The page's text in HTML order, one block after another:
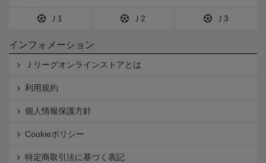
Ｊ1 Ｊ2 Ｊ3
インフォメーション
Ｊリーグオンラインストアとは
利用規約
個人情報保護方針
Cookieポリシー
特定商取引法に基づく表記